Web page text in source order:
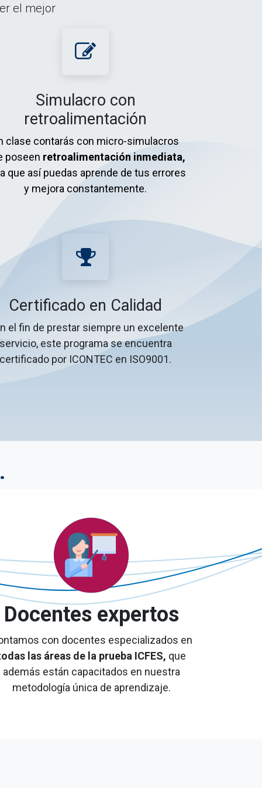
el mejor
Simulacro con
retroalimentación
clase contarás c​on micro-simulacros
poseen retroalimentación inmediata,
que así puedas aprende de tus errores
y mejora constantemente.
Certificado en Calidad
el fin de prestar siempre un excelente
este programa se encuentra
certificado por ICONTEC en ISO9001.
Docentes expertos
con docentes especializados en
las áreas de la prueba ICFES, que
además están capacitados en nuestra
metodología única de aprendizaje.